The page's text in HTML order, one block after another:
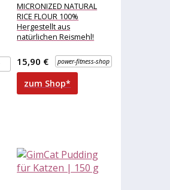
MICRONIZED NATURAL
RICE FLOUR 100%
Hergestellt aus
natürlichen Reismehl!
hervorragende Löslichkeit,
schnelles und einfaches
Mischen in Wasser oder
power-fitness-shop
15,90 €
zum Shop*